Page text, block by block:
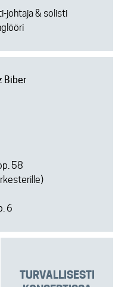
johtaja & solisti
Biber
58
6
TURVALLISESTI